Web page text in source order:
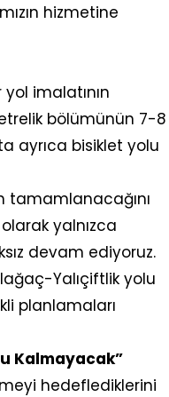
hizmetine
imalatının
bölümünün 7-8
ayrıca bisiklet yolu
tamamlanacağını
yalnızca
devam ediyoruz.
Yalıçiftlik yolu
planlamaları
Kalmayacak”
hedeflediklerini